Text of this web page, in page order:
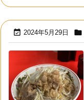
 2024年5月29日 